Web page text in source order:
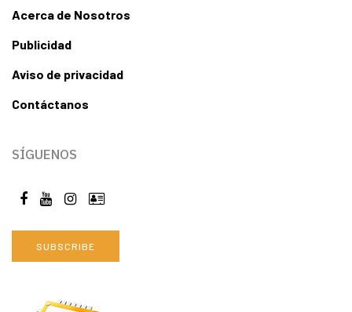
Acerca de Nosotros
Publicidad
Aviso de privacidad
Contáctanos
SÍGUENOS
SUBSCRIBE